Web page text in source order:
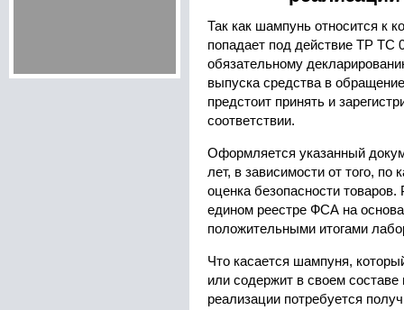
Так как шампунь относится к
попадает под действие ТР ТС
обязательному
выпуска средства в
предстоит принять и
соответствии.
Оформляется указанный
лет, в зависимости от того, по
оценка безопасности
едином реестре ФСА на
положительными итогами
Что касается шампуня,
или содержит в своем
реализации потребуется